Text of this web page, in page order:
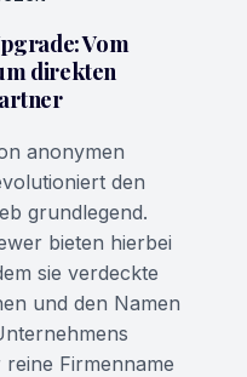
Vom
direkten
anonymen
den
grundlegend.
bieten hierbei
sie verdeckte
und den Namen
Firmenname